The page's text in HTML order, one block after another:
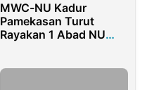
MWC-NU Kadur
Pamekasan Turut
Rayakan 1 Abad NU